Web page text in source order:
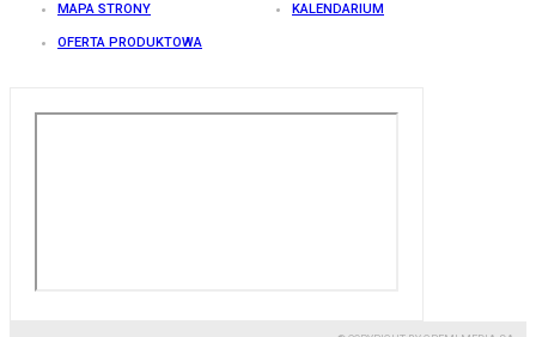
MAPA STRONY KALENDARIUM
OFERTA PRODUKTOWA